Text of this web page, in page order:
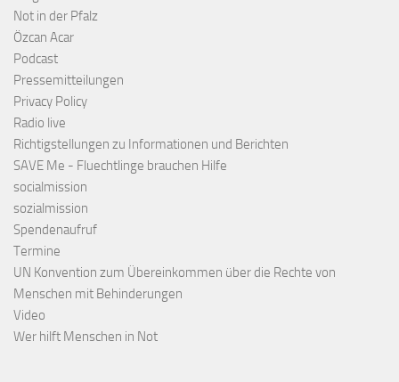
Not in der Pfalz
Özcan Acar
Podcast
Pressemitteilungen
Privacy Policy
Radio live
Richtigstellungen zu Informationen und Berichten
SAVE Me - Fluechtlinge brauchen Hilfe
socialmission
sozialmission
Spendenaufruf
Termine
UN Konvention zum Übereinkommen über die Rechte von
Menschen mit Behinderungen
Video
Wer hilft Menschen in Not